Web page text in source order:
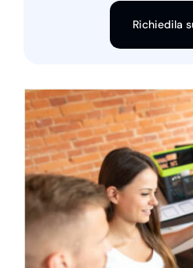
Richiedila